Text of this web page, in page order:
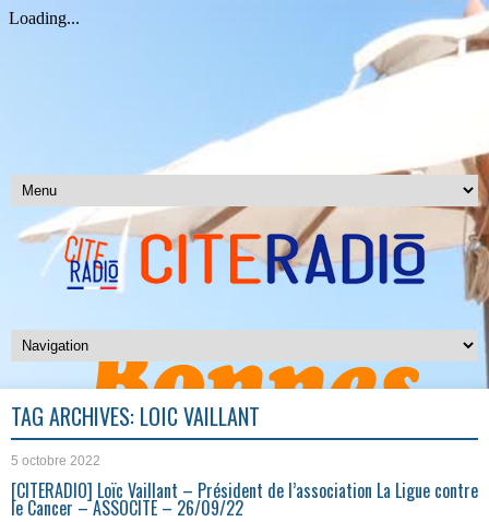
TAG ARCHIVES: LOÏC VAILLANT
5 octobre 2022
[CITERADIO] Loïc Vaillant – Président de l’association La Ligue contre
le Cancer – ASSOCITE – 26/09/22